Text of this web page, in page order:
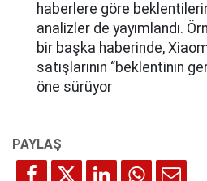
haberlere göre
analizler de yayımlandı.
bir başka haberinde,
satışlarının “beklentinin
öne sürüyor